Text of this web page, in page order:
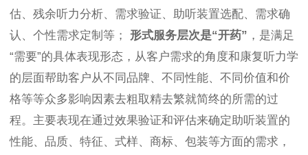
估、残余听力分析、需求验证、助听装置选配、需求确
认、个性需求定制等； 形式服务层次是“开药” ，是满足
“需要”的具体表现形态，从客户需求的角度和康复听力学
的层面帮助客户从不同品牌、不同性能、不同价值和价
格等等众多影响因素去粗取精去繁就简终的所需的过
程。主要表现在通过效果验证和评估来确定助听装置的
性能、品质、特征、式样、商标、包装等方面的需求，